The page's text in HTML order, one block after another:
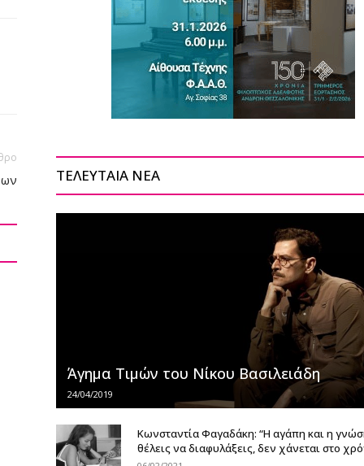
ΤΕΛΕΥΤΑΙΑ ΝΕΑ
Άγημα Τιμών του Νίκου Βασιλειάδη
24/04/2019
Κωνσταντία Φαγαδάκη: “Η αγάπη και η
θέλεις να διαφυλάξεις, δεν χάνεται στο